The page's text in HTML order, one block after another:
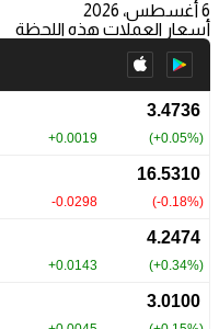
6 أغسطس، 2026
أسعار العملات هذه اللحظة